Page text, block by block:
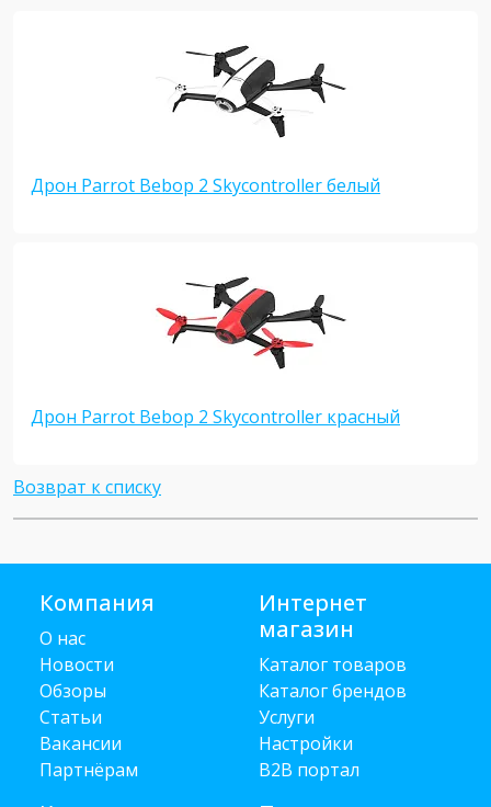
Дрон Parrot Bebop 2 Skycontroller белый
Дрон Parrot Bebop 2 Skycontroller красный
Возврат к списку
Компания
О нас
Новости
Обзоры
Статьи
Вакансии
Партнёрам
Интернет
магазин
Каталог товаров
Каталог брендов
Услуги
Настройки
B2B портал